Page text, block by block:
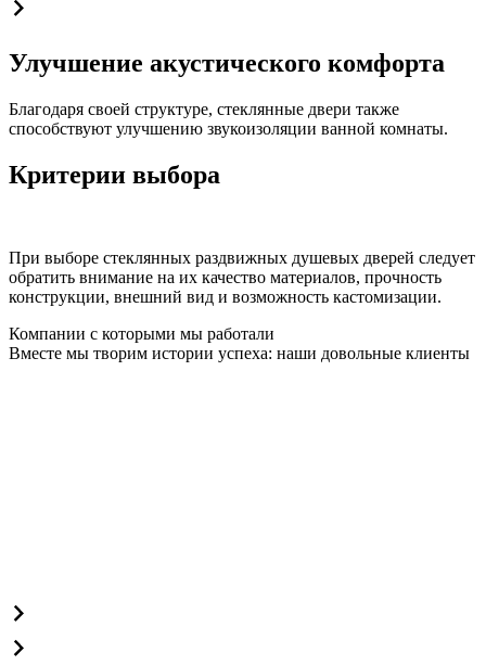
Улучшение акустического комфорта
Благодаря своей структуре, стеклянные двери также
способствуют улучшению звукоизоляции ванной комнаты.
Критерии выбора
При выборе стеклянных раздвижных душевых дверей следует
обратить внимание на их качество материалов, прочность
конструкции, внешний вид и возможность кастомизации.
Компании с которыми мы работали
Вместе мы творим истории успеха: наши довольные клиенты